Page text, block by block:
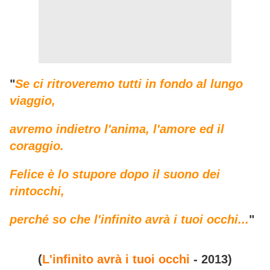
"Se ci ritroveremo tutti in fondo al lungo
viaggio,
avremo indietro l'anima, l'amore ed il
coraggio.
Felice è lo stupore dopo il suono dei
rintocchi,
perché so che l'infinito avrà i tuoi occhi..."
(L'infinito avrà i tuoi occhi - 2013)